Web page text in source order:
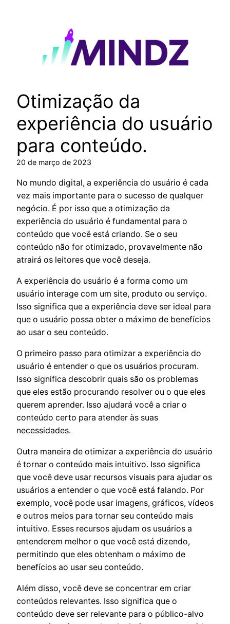
Otimização da
experiência do usuário
para conteúdo.
20 de março de 2023
No mundo digital, a experiência do usuário é cada
vez mais importante para o sucesso de qualquer
negócio. É por isso que a otimização da
experiência do usuário é fundamental para o
conteúdo que você está criando. Se o seu
conteúdo não for otimizado, provavelmente não
atrairá os leitores que você deseja.
A experiência do usuário é a forma como um
usuário interage com um site, produto ou serviço.
Isso significa que a experiência deve ser ideal para
que o usuário possa obter o máximo de benefícios
ao usar o seu conteúdo.
O primeiro passo para otimizar a experiência do
usuário é entender o que os usuários procuram.
Isso significa descobrir quais são os problemas
que eles estão procurando resolver ou o que eles
querem aprender. Isso ajudará você a criar o
conteúdo certo para atender às suas
necessidades.
Outra maneira de otimizar a experiência do usuário
é tornar o conteúdo mais intuitivo. Isso significa
que você deve usar recursos visuais para ajudar os
usuários a entender o que você está falando. Por
exemplo, você pode usar imagens, gráficos, vídeos
e outros meios para tornar seu conteúdo mais
intuitivo. Esses recursos ajudam os usuários a
entenderem melhor o que você está dizendo,
permitindo que eles obtenham o máximo de
benefícios ao usar seu conteúdo.
Além disso, você deve se concentrar em criar
conteúdos relevantes. Isso significa que o
conteúdo deve ser relevante para o público-alvo